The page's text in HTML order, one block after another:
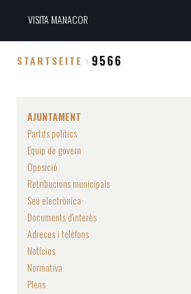
VISITA MANACOR
STARTSEITE 9566
AJUNTAMENT
Partits polítics
Equip de govern
Oposició
Retribucions municipals
Seu electrònica
Documents d'interès
Adreces i telèfons
Notícies
Normativa
Plens